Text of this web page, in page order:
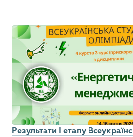
Результати І етапу